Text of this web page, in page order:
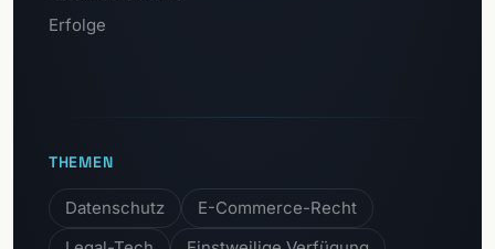
Erfolge
THEMEN
Datenschutz
E-Commerce-Recht